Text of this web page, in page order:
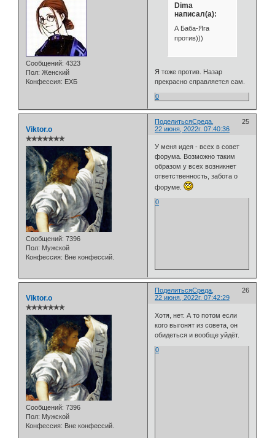
Сообщений: 4323
Пол: Женский
Конфессия: ЕХБ
Dima
написал(а):
А Баба-Яга
против)))
Я тоже против. Назар
прекрасно справляется сам.
0
Поделиться 25
Среда,
22 июня, 2022г. 07:40:36
Viktor.o
✯✯✯✯✯✯✯
Сообщений: 7396
Пол: Мужской
Конфессия: Вне конфессий.
У меня идея - всех в совет
форума. Возможно таким
образом у всех возникнет
ответственность, забота о
форуме.
0
Поделиться 26
Среда,
22 июня, 2022г. 07:42:29
Viktor.o
✯✯✯✯✯✯✯
Сообщений: 7396
Пол: Мужской
Конфессия: Вне конфессий.
Хотя, нет. А то потом если
кого выгонят из совета, он
обидеться и вообще уйдёт.
0